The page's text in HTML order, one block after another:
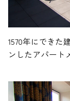
1570年にできた
ンしたアパート